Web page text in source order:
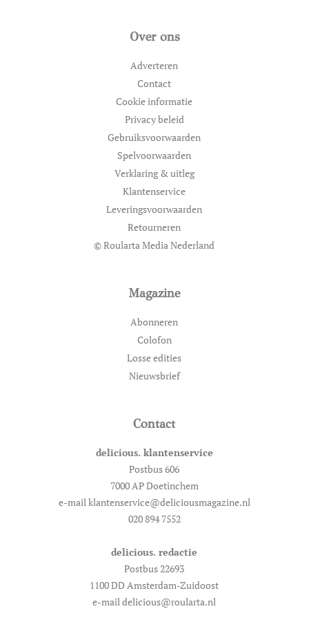
Over ons
Adverteren
Contact
Cookie informatie
Privacy beleid
Gebruiksvoorwaarden
Spelvoorwaarden
Verklaring & uitleg
Klantenservice
Leveringsvoorwaarden
Retourneren
© Roularta Media Nederland
Magazine
Abonneren
Colofon
Losse edities
Nieuwsbrief
Contact
delicious. klantenservice
Postbus 606
7000 AP Doetinchem
e-mail klantenservice@deliciousmagazine.nl
020 894 7552
delicious. redactie
Postbus 22693
1100 DD Amsterdam-Zuidoost
e-mail delicious@roularta.nl